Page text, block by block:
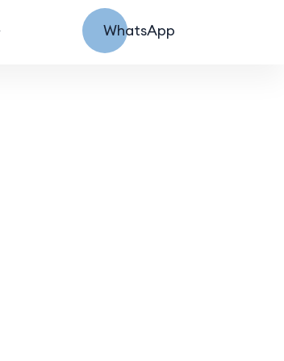
WhatsApp